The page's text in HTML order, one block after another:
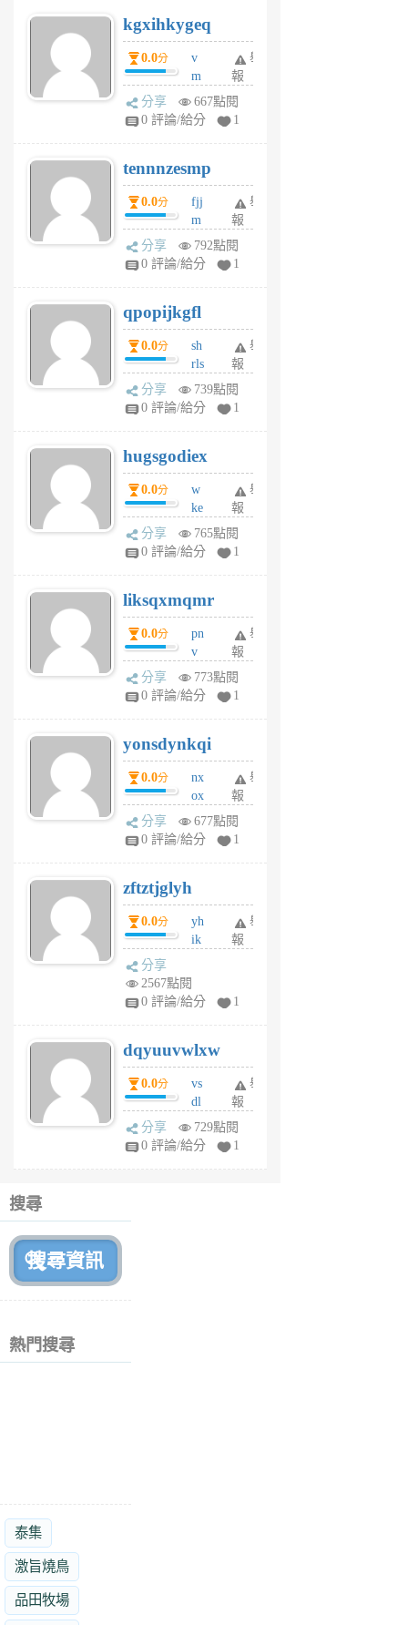
6
個
月
前
kgxihkygeq
0.0分
v
m
sg
sr
6
個
月
前
舉
報
分享
667點閱
0 評論/給分
1
tennnzesmp
0.0分
fjj
m
w
rs
6
個
月
前
舉
報
分享
792點閱
0 評論/給分
1
qpopijkgfl
0.0分
sh
rls
k
m
6
個
月
前
舉
報
分享
739點閱
0 評論/給分
1
hugsgodiex
0.0分
w
ke
rv
pj
6
個
月
前
舉
報
分享
765點閱
0 評論/給分
1
liksqxmqmr
0.0分
pn
v
wt
sv
6
個
月
前
舉
報
分享
773點閱
0 評論/給分
1
yonsdynkqi
0.0分
nx
ox
rh
pe
月
前
舉
報
分享
677點閱
0 評論/給分
1
zftztjglyh
0.0分
yh
ik
tu
6
個
月
前
舉
報
分享
2567點閱
0 評論/給分
1
dqyuuvwlxw
0.0分
vs
dl
sq
fy
舉
報
分享
729點閱
0 評論/給分
1
搜尋
熱門搜尋
泰集
激旨燒鳥
品田牧場